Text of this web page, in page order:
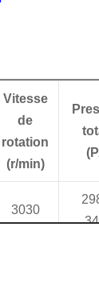
Vitesse
de
rotation
(r/min)
(
3030